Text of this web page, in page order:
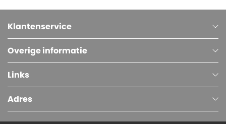
Klantenservice
Overige informatie
Links
Adres